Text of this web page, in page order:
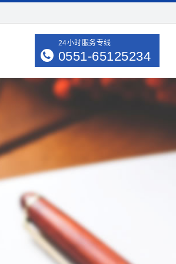
24小时服务专线
0551-65125234